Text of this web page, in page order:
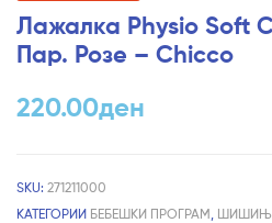
Лажалка Physio Soft
Пар. Розе – Chicco
220.00ден
SKU: 271211000
КАТЕГОРИИ БЕБЕШКИ ПРОГРАМ